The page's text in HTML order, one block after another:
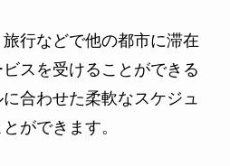
行などで他の都市に滞在
スを受けることができる
合わせた柔軟なスケジュ
ができます。